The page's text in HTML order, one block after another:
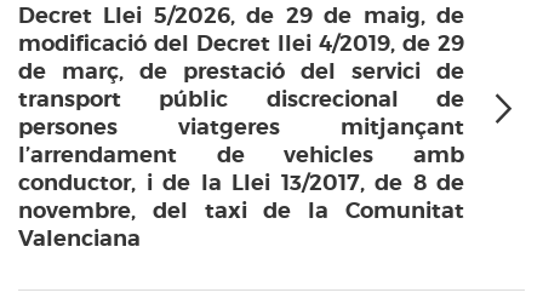
Decret Llei 5/2026, de 29 de maig, de
modificació del Decret llei 4/2019, de 29
de març, de prestació del servici de
transport públic discrecional de
persones viatgeres mitjançant
l’arrendament de vehicles amb
conductor, i de la Llei 13/2017, de 8 de
novembre, del taxi de la Comunitat
Valenciana